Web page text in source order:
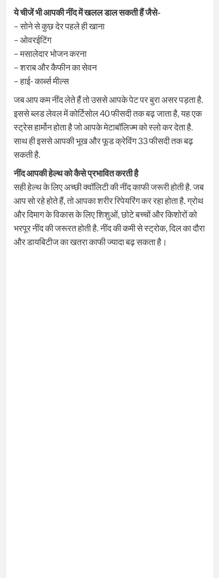
ये चीजें भी आपकी नींद में खलल डाल सकती हैं जैसे-
– सोने से कुछ देर पहले ही खाना
– ओवरईटिंग
– मसालेदार भोजन करना
– शराब और कैफीन का सेवन
– हाई- कार्ब्स मील्स
जब आप कम नींद लेते हैं तो उससे आपके पेट पर बुरा असर पड़ता है.
इससे ब्लड लेवल में कोर्टिसोल 40 फीसदी तक बढ़ जाता है, यह एक
स्ट्रेस हार्मोन होता है जो आपके मेटाबॉलिज्म को स्लो कर देता है.
साथ ही इससे आपकी भूख और फूड क्रेविंग 33 फीसदी तक बढ़
सकती है.
नींद आपकी हेल्थ को कैसे प्रभावित करती है
सही हेल्थ के लिए अच्छी क्वॉलिटी की नींद काफी जरूरी होती है. जब
आप सो रहे होते हैं, तो आपका शरीर रिपेयरिंग कर रहा होता है. ग्रोथ
और दिमाग के विकास के लिए शिशुओं, छोटे बच्चों और किशोरों को
भरपूर नींद की जरूरत होती है. नींद की कमी से स्ट्रोक, दिल का दौरा
और डायबिटीज का खतरा काफी ज्यादा बढ़ सकता है।